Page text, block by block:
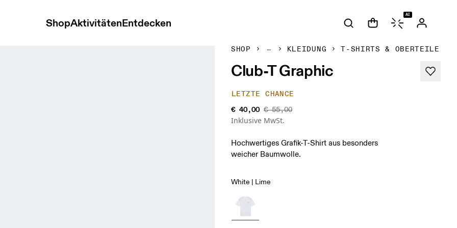
ShopAktivitätenEntdecken
AI
SHOP KLEIDUNG T-SHIRTS & OBERTEILE
Club-T Graphic
LETZTE CHANCE
€ 40,00 € 55,00
Inklusive MwSt.
Hochwertiges Grafik-T-Shirt aus besonders
weicher Baumwolle.
White | Lime